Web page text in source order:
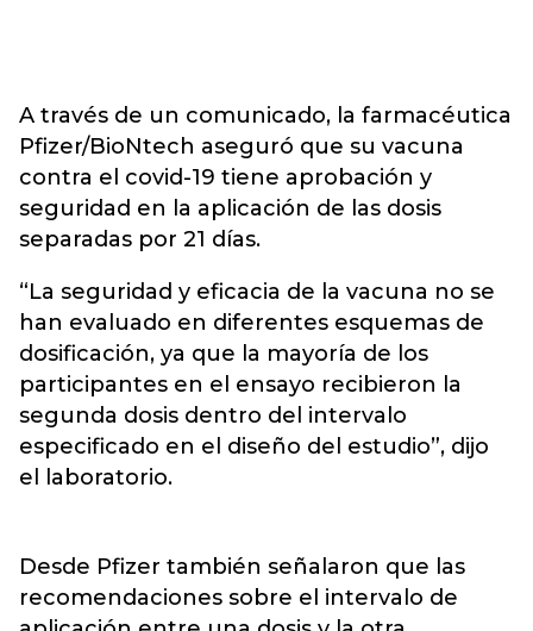
A través de un comunicado, la farmacéutica
Pfizer/BioNtech aseguró que su vacuna
contra el covid-19 tiene aprobación y
seguridad en la aplicación de las dosis
separadas por 21 días.
“La seguridad y eficacia de la vacuna no se
han evaluado en diferentes esquemas de
dosificación, ya que la mayoría de los
participantes en el ensayo recibieron la
segunda dosis dentro del intervalo
especificado en el diseño del estudio”, dijo
el laboratorio.
Desde Pfizer también señalaron que las
recomendaciones sobre el intervalo de